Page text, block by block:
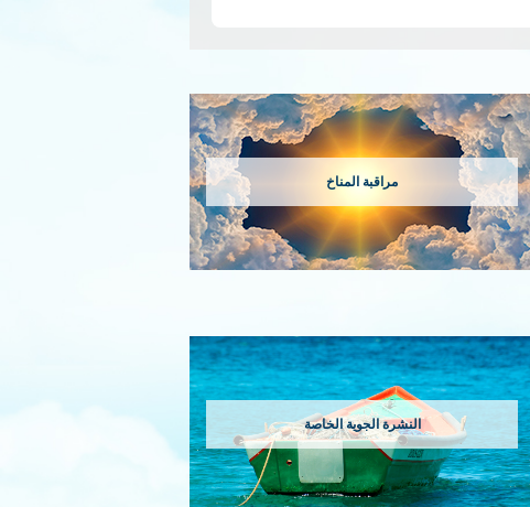
مراقبة المناخ
النشرة الجوية الخاصة